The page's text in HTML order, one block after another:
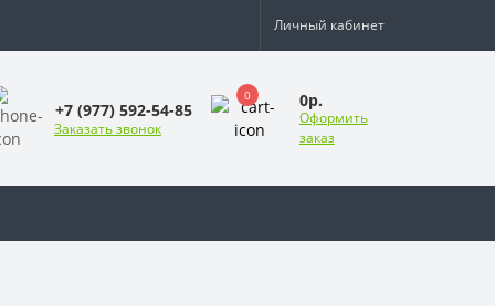
Личный кабинет
+7 (977) 592-54-85
Заказать звонок
0 0р.
Оформить
заказ